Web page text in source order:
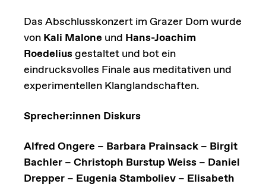
Das Abschlusskonzert im Grazer Dom wurde
von Kali Malone und Hans-Joachim
Roedeliusgestaltet und bot ein
eindrucksvolles Finale aus meditativen und
experimentellen Klanglandschaften.
Sprecher:innen Diskurs
Alfred Ongere – Barbara Prainsack – Birgit
Bachler – Christoph Burstup Weiss – Daniel
Drepper – Eugenia Stamboliev – Elisabeth